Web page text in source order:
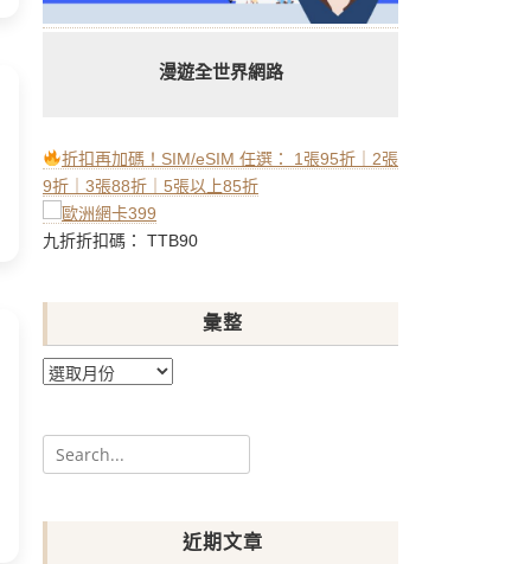
漫遊全世界網路
折扣再加碼！SIM/eSIM 任選： 1張95折｜2張
9折｜3張88折｜5張以上85折
九折折扣碼： TTB90
彙整
彙
Search
for:
近期文章